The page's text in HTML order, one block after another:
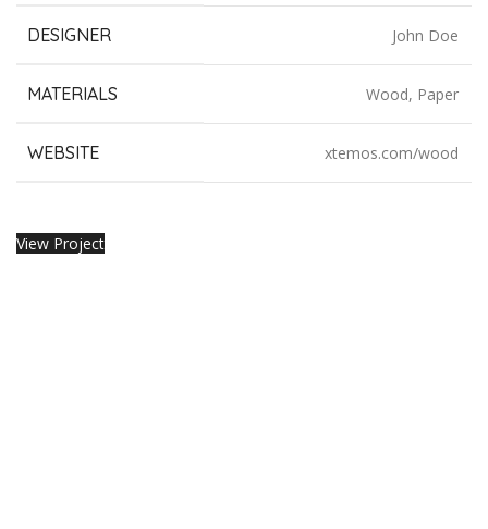
DESIGNER John Doe
MATERIALS Wood, Paper
WEBSITE xtemos.com/wood
View Project